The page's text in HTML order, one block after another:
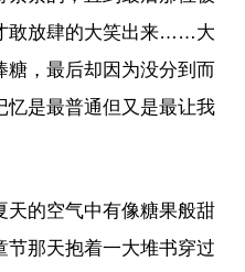
敢放肆的大笑出来……大
糖，最后却因为没分到而
是最普通但又是最让我
天的空气中有像糖果般甜
节那天抱着一大堆书穿过